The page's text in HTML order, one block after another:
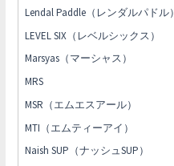
Lendal Paddle（レンダルパドル）
LEVEL SIX（レベルシックス）
Marsyas（マーシャス）
MRS
MSR（エムエスアール）
MTI（エムティーアイ）
Naish SUP（ナッシュSUP）